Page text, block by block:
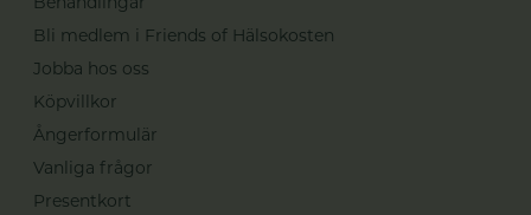
Bli medlem i Friends of Hälsokosten
Jobba hos oss
Köpvillkor
Ångerformulär
Vanliga frågor
Presentkort